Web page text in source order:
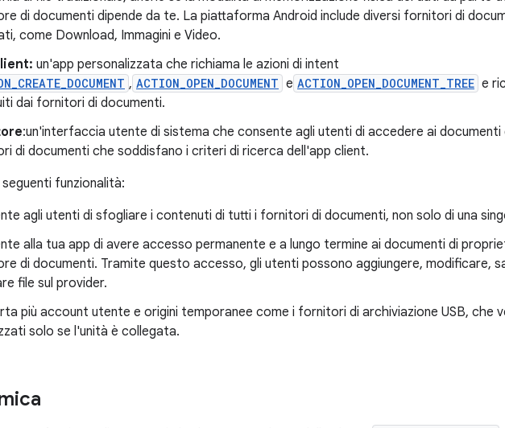
di documenti dipende da te. La piattaforma Android include diversi fornitori di
come Download, Immagini e Video.
un'app personalizzata che richiama le azioni di intent
, ACTION_OPEN_DOCUMENT e ACTION_OPEN_DOCUMENT_TREE e
dai fornitori di documenti.
:un'interfaccia utente di sistema che consente agli utenti di accedere ai documenti
di documenti che soddisfano i criteri di ricerca dell'app client.
funzionalità:
agli utenti di sfogliare i contenuti di tutti i fornitori di documenti, non solo di una
alla tua app di avere accesso permanente e a lungo termine ai documenti di
di documenti. Tramite questo accesso, gli utenti possono aggiungere, modificare,
file sul provider.
più account utente e origini temporanee come i fornitori di archiviazione USB, che
solo se l'unità è collegata.